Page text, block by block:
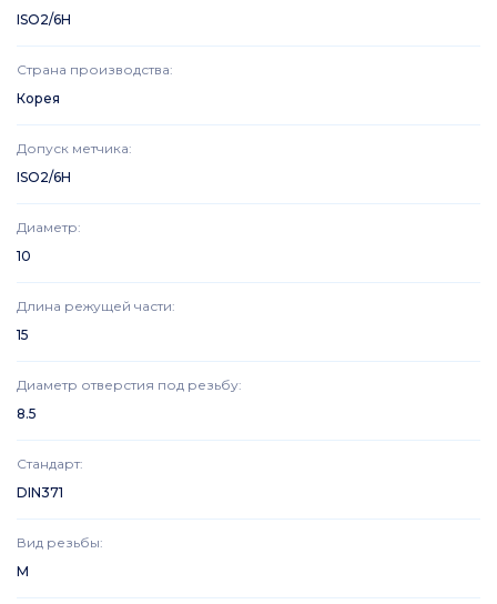
ISO2/6H
Страна производства:
Корея
Допуск метчика:
ISO2/6H
Диаметр:
10
Длина режущей части:
15
Диаметр отверстия под резьбу:
8.5
Стандарт:
DIN371
Вид резьбы:
M